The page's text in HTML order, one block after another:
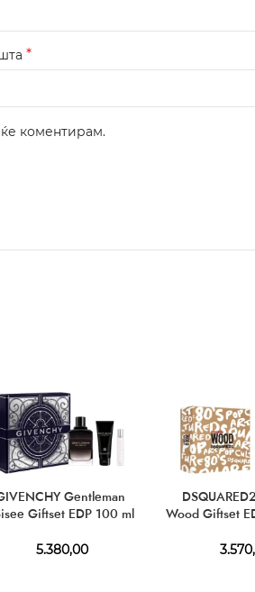
*
коментирам.
Gentleman
Giftset EDP 100 ml
5.380,00
Wood Giftset